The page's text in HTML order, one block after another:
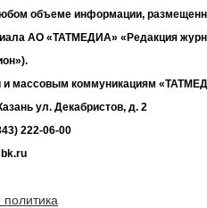
объеме информации,
АО «ТАТМЕДИА» «Редакция
и массовым коммуникациям
ул. Декабристов, д. 2
222-06-00